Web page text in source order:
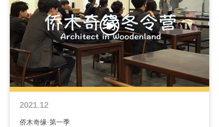
2021.12
侨木奇缘·第一季